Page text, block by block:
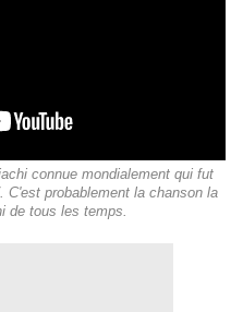
connue mondialement qui fut
C'est probablement la chanson la
de tous les temps.